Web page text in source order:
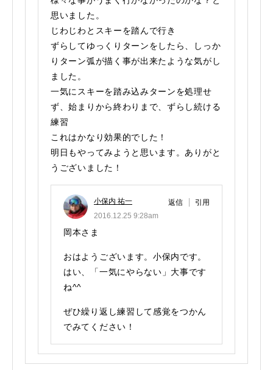
思いました。
じわじわとスキーを踏んで行き
ずらしてゆっくりターンをしたら、しっか
りターン弧が描く事が出来たような気がし
ました。
一気にスキーを踏み込みターンを処理せ
ず、始まりから終わりまで、ずらし続ける
練習
これはかなり効果的でした！
明日もやってみようと思います。ありがと
うございました！
小保内 祐一
2016.12.25 9:28am
返信 引用
岡本さま
おはようございます。小保内です。
はい、「一気にやらない」大事です
ね^^
ぜひ繰り返し練習して感覚をつかん
でみてください！